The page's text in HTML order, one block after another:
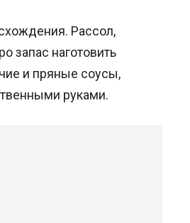
Рассол,
запас наготовить
и пряные соусы,
руками.